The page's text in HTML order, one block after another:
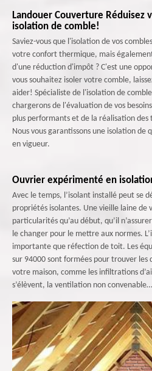
Landouer Couverture Réduisez
isolation de comble!
Saviez-vous que l'isolation de vos
votre confort thermique, mais
d'une réduction d'impôt ? C'est une
vous souhaitez isoler votre comble,
aider! Spécialiste de l'isolation de
chargerons de l'évaluation de vos
plus performants et de la réalisation des
Nous vous garantissons une isolation de
en vigueur.
Ouvrier expérimenté en
Avec le temps, l’isolant installé peut se
propriétés isolantes. Une vieille laine de
particularités qu’au début, qu’il
le changer pour le mettre aux normes.
importante que réfection de toit. Les
sur 94000 sont formées pour trouver
votre maison, comme les infiltrations
s’élèvent, la ventilation non convenable…